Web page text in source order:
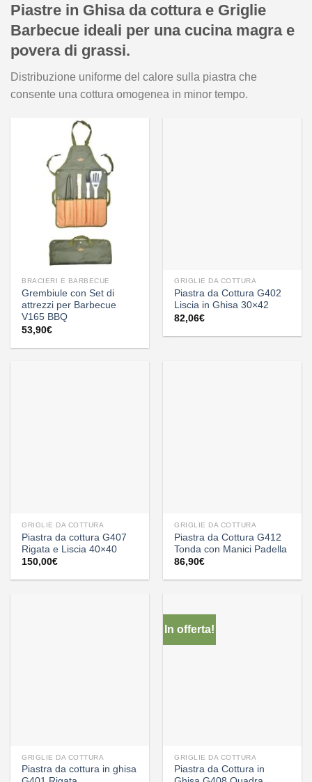
Piastre in Ghisa da cotturae Griglie
Barbecue ideali per una cucina magra e
povera di grassi.
Distribuzione uniforme del calore sulla piastra che
consente una cottura omogenea in minor tempo.
BRACIERI E BARBECUE
Grembiule con Set di
attrezzi per Barbecue
V165 BBQ
53,90€
GRIGLIE DA COTTURA
Piastra da Cottura G402
Liscia in Ghisa 30×42
82,06€
GRIGLIE DA COTTURA
Piastra da cottura G407
Rigata e Liscia 40×40
150,00€
GRIGLIE DA COTTURA
Piastra da Cottura G412
Tonda con Manici Padella
86,90€
GRIGLIE DA COTTURA
Piastra da cottura in ghisa
In offerta!
GRIGLIE DA COTTURA
Piastra da Cottura in